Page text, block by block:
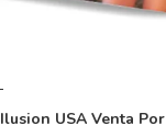
Ilusion USA Venta Por